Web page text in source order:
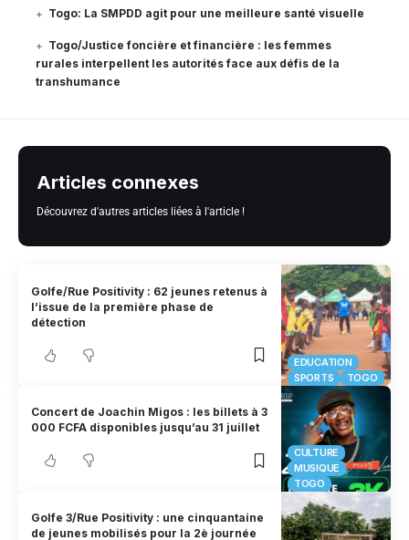
Togo: La SMPDD agit pour une meilleure santé visuelle
Togo/Justice foncière et financière : les femmes
rurales interpellent les autorités face aux défis de la
transhumance
Articles connexes
Découvrez d'autres articles liées à l'article !
EDUCATION
SPORTS
TOGO
Golfe/Rue Positivity : 62 jeunes retenus à
l’issue de la première phase de
détection
CULTURE
MUSIQUE
TOGO
Concert de Joachin Migos : les billets à 3
000 FCFA disponibles jusqu’au 31 juillet
Golfe 3/Rue Positivity : une cinquantaine
de jeunes mobilisés pour la 2è journée